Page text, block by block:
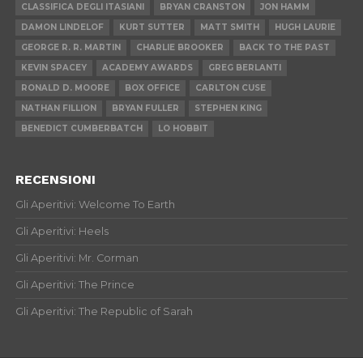
CLASSIFICA DEGLI ITASIANI
BRYAN CRANSTON
JON HAMM
DAMON LINDELOF
KURT SUTTER MATT SMITH
HUGH LAURIE
GEORGE R. R. MARTIN
CHARLIE BROOKER
BACK TO THE PAST
KEVIN SPACEY
ACADEMY AWARDS
GREG BERLANTI
RONALD D. MOORE
BOX OFFICE
CARLTON CUSE
NATHAN FILLION
BRYAN FULLER
STEPHEN KING
BENEDICT CUMBERBATCH
LO HOBBIT
RECENSIONI
Gli Aperitivi: Welcome To Earth
Gli Aperitivi: Heels
Gli Aperitivi: Mr. Corman
Gli Aperitivi: The Prince
Gli Aperitivi: The Republic of Sarah